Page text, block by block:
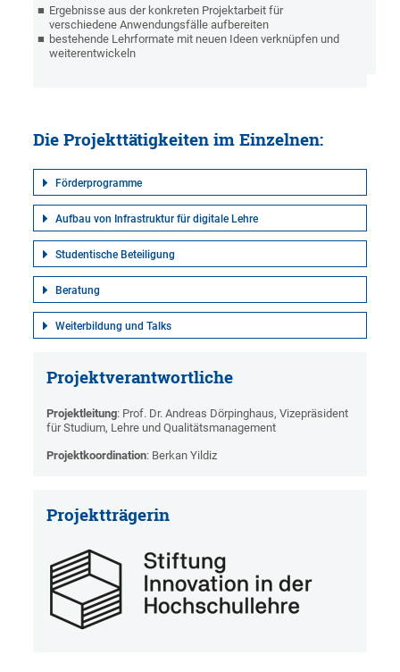
Ergebnisse aus der konkreten Projektarbeit für
verschiedene Anwendungsfälle aufbereiten
bestehende Lehrformate mit neuen Ideen verknüpfen und
weiterentwickeln
Die Projekttätigkeiten im Einzelnen:
Förderprogramme
Aufbau von Infrastruktur für digitale Lehre
Studentische Beteiligung
Beratung
Weiterbildung und Talks
Projektverantwortliche
Projektleitung: Prof. Dr. Andreas Dörpinghaus, Vizepräsident
für Studium, Lehre und Qualitätsmanagement
Projektkoordination: Berkan Yildiz
Projektträgerin